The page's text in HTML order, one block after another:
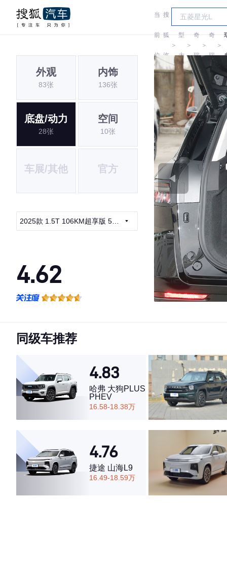
当
前
位
置:
搜
狐
汽
车
＞
车
型
大
全
＞
奇
瑞
＞
奇
瑞
＞
外观
83张
内饰
136张
底盘/动力
28张
空间
10张
车展/其他 官方
2025款 1.5T 106KM超享版 5座
4.62
·空间表现较为优秀，优于53%同级车
同级车推荐
4.83
哈弗 大狗PLUS
PHEV
16.58-18.38万
4.76
捷途 山海L9
16.49-18.59万